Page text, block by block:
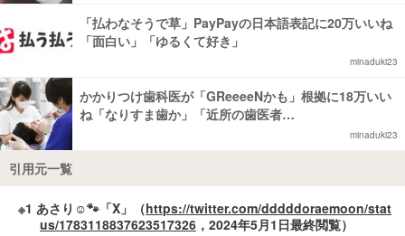
「払わなそうで草」PayPayの日本語表記に20万いいね
「面白い」「ゆるくて好き」
minaduki23
かかりつけ歯科医が「GReeeeNかも」根拠に18万いい
ね「なりすま歯か」「近所の歯医者…
minaduki23
引用元一覧
※1 あさり☺︎🐾「X」（https://twitter.com/dddddoraemoon/stat
us/1783118837623517326 ，2024年5月1日最終閲覧）